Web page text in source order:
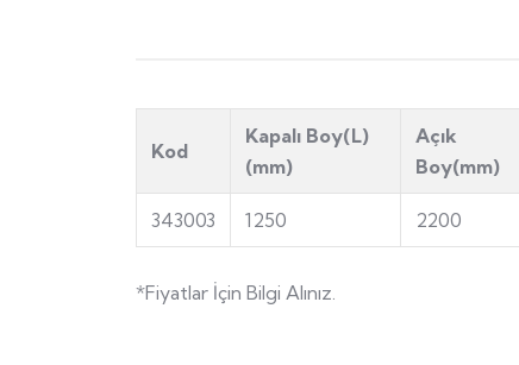
Kod
Kapalı Boy(L)
(mm)
Açık
Boy(mm)
343003 1250 2200
*Fiyatlar İçin Bilgi Alınız.